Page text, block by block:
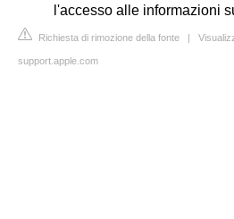
l'accesso alle informazioni
Richiesta di rimozione della fonte |
support.apple.com